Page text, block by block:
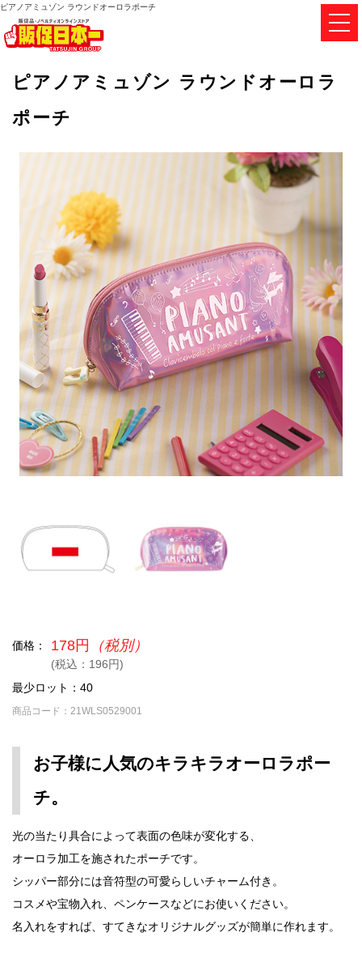
ピアノアミュゾン ラウンドオーロラポーチ
ピアノアミュゾン ラウンドオーロラ
ポーチ
価格： 178円 （税別）
(税込：196円)
最少ロット：40
商品コード：21WLS0529001
お子様に人気のキラキラオーロラポー
チ。
光の当たり具合によって表面の色味が変化する、
オーロラ加工を施されたポーチです。
シッパー部分には音符型の可愛らしいチャーム付き。
コスメや宝物入れ、ペンケースなどにお使いください。
名入れをすれば、すてきなオリジナルグッズが簡単に作れます。